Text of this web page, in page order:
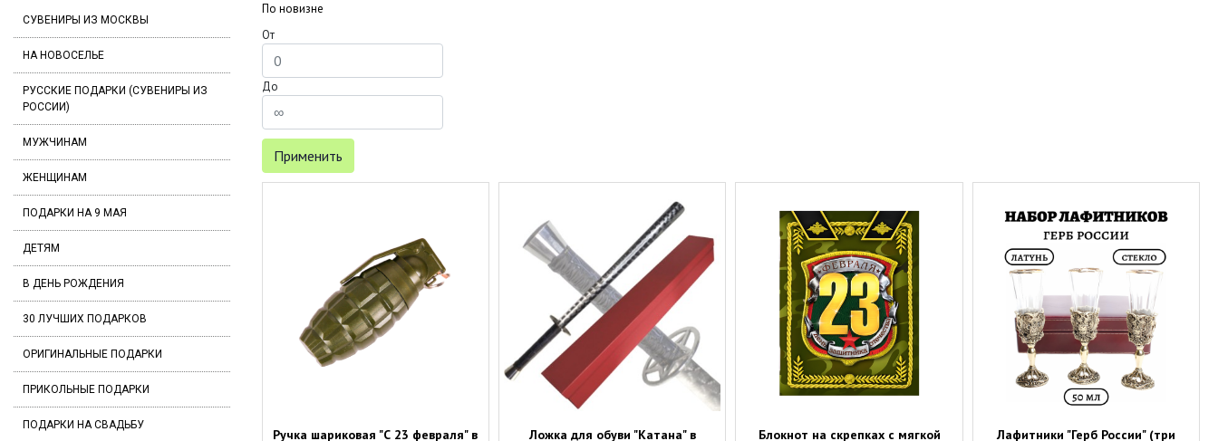
СУВЕНИРЫ ИЗ МОСКВЫ
НА НОВОСЕЛЬЕ
РУССКИЕ ПОДАРКИ (СУВЕНИРЫ ИЗ
РОССИИ)
МУЖЧИНАМ
ЖЕНЩИНАМ
ПОДАРКИ НА 9 МАЯ
ДЕТЯМ
В ДЕНЬ РОЖДЕНИЯ
30 ЛУЧШИХ ПОДАРКОВ
ОРИГИНАЛЬНЫЕ ПОДАРКИ
ПРИКОЛЬНЫЕ ПОДАРКИ
ПОДАРКИ НА СВАДЬБУ
По новизне
От
До
Применить
Ручка шариковая "С 23 февраля" в
Ложка для обуви "Катана" в
Блокнот на скрепках с мягкой
Лафитники "Герб России" (три